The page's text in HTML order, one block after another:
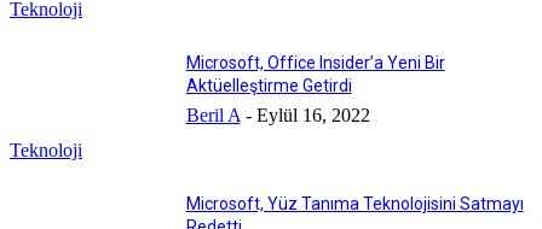
Teknoloji
Teknoloji
Microsoft, Office Insider’a Yeni Bir
Aktüelleştirme Getirdi
Beril A - Eylül 16, 2022
Microsoft, Yüz Tanıma Teknolojisini Satmayı